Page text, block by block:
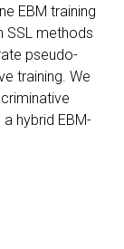
EBM training
SSL methods
pseudo-
training. We
hybrid EBM-